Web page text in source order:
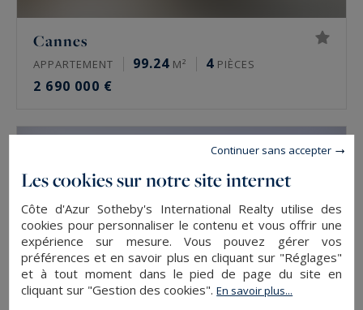
Cannes
APPARTEMENT 99.24 M² 4 PIÈCES
2 690 000 €
Les cookies sur notre site internet
Côte d'Azur Sotheby's International Realty utilise des
cookies pour personnaliser le contenu et vous offrir une
expérience sur mesure. Vous pouvez gérer vos
préférences et en savoir plus en cliquant sur "Réglages"
et à tout moment dans le pied de page du site en
cliquant sur "Gestion des cookies".En savoir plus...
Continuer sans accepter